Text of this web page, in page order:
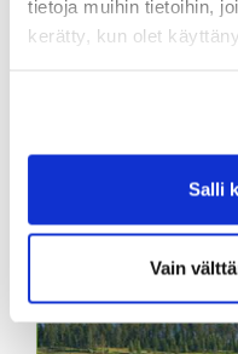
tietoja muihin tietoihin,
kerätty, kun olet
Salli
Vain
Tahko Spa Hotellin
rentoutua ja
Varaukset ja
Myyntipalvelu 0600